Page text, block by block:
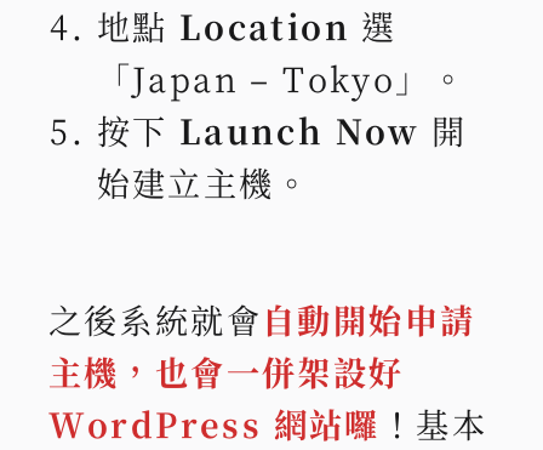
地點 Location 選
「Japan – Tokyo」。
按下 Launch Now 開
始建立主機。
之後系統就會 自動開始申請
主機，也會一併架設好
WordPress 網站囉 ！基本